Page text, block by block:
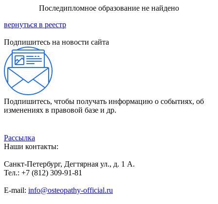
Последипломное образование не найдено
вернуться в реестр
Подпишитесь на новости сайта
Подпишитесь, чтобы получать информацию о событиях, об
изменениях в правовой базе и др.
Рассылка
Наши контакты:
Санкт-Петербург, Дегтярная ул., д. 1 А.
Тел.: +7 (812) 309-91-81
E-mail: info@osteopathy-official.ru